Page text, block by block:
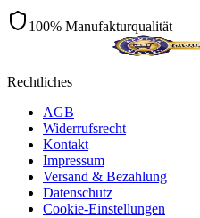
100% Manufakturqualität
Rechtliches
AGB
Widerrufsrecht
Kontakt
Impressum
Versand & Bezahlung
Datenschutz
Cookie-Einstellungen